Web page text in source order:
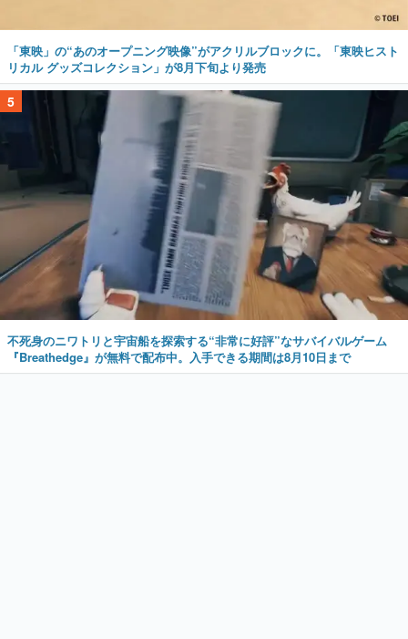
「東映」の“あのオープニング映像”がアクリルブロックに。「東映ヒスト
リカル グッズコレクション」が8月下旬より発売
5
不死身のニワトリと宇宙船を探索する“非常に好評”なサバイバルゲーム
『Breathedge』が無料で配布中。入手できる期間は8月10日まで